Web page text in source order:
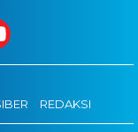
REDAKSI